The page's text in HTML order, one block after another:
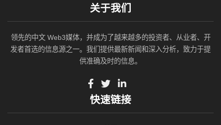
关于我们
领先的中文 Web3媒体，并成为了越来越多的投资者、从业者、开
发者首选的信息源之一。我们提供最新新闻和深入分析，致力于提
供准确及时的信息。
快速链接